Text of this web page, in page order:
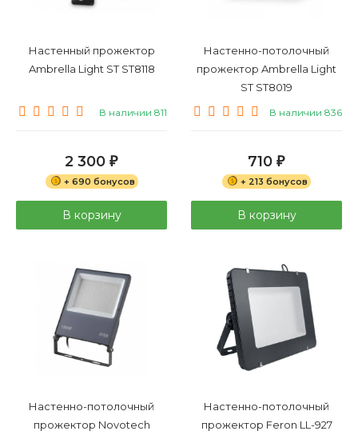
Настенный прожектор
Ambrella Light ST ST8118
В наличии 811
2 300 ₽
+ 690 бонусов
В корзину
Настенно-потолочный
прожектор Ambrella Light
ST ST8019
В наличии 836
710 ₽
+ 213 бонусов
В корзину
Настенно-потолочный
прожектор Novotech
Настенно-потолочный
прожектор Feron LL-927